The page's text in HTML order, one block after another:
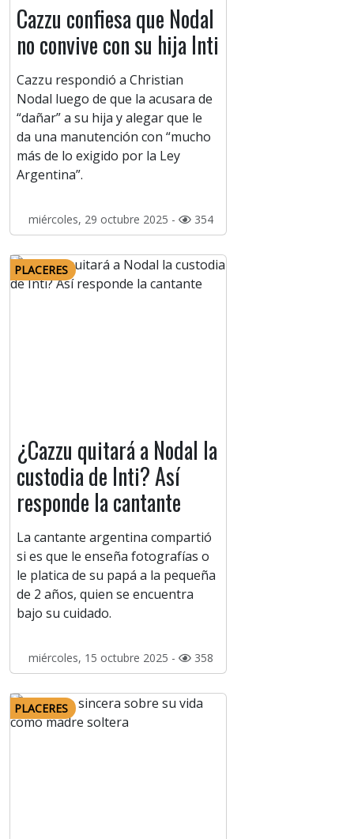
Cazzu confiesa que Nodal
no convive con su hija Inti
Cazzu respondió a Christian
Nodal luego de que la acusara de
“dañar” a su hija y alegar que le
da una manutención con “mucho
más de lo exigido por la Ley
Argentina”.
miércoles, 29 octubre 2025 - 354
PLACERES
¿Cazzu quitará a Nodal la
custodia de Inti? Así
responde la cantante
La cantante argentina compartió
si es que le enseña fotografías o
le platica de su papá a la pequeña
de 2 años, quien se encuentra
bajo su cuidado.
miércoles, 15 octubre 2025 - 358
PLACERES